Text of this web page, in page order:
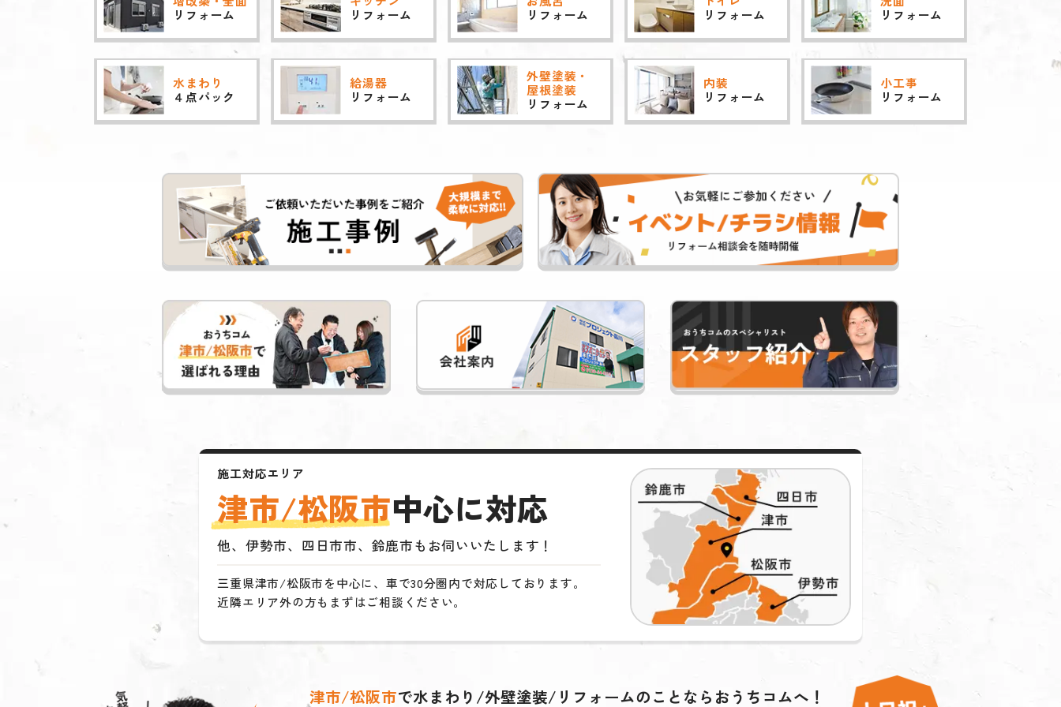
リフォーム
リフォーム
リフォーム
リフォーム
リフォーム
水まわり
４点パック
給湯器
リフォーム
外壁塗装・
屋根塗装
リフォーム
内装
リフォーム
小工事
リフォーム
施工対応エリア
津市/松阪市中心に対応
他、伊勢市、四日市市、鈴鹿市もお伺いいたします！
三重県津市/松阪市を中心に、車で30分圏内で対応しております。
近隣エリア外の方もまずはご相談ください。
津市/松阪市で水まわり/外壁塗装/リフォームのことならおうちコムへ！